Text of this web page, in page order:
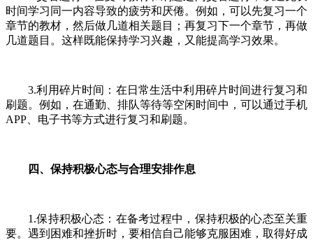
时间学习同一内容导致的疲劳和厌倦。例如，可以先复习一个
章节的教材，然后做几道相关题目；再复习下一个章节，再做
几道题目。这样既能保持学习兴趣，又能提高学习效果。
3.利用碎片时间：在日常生活中利用碎片时间进行复习和
刷题。例如，在通勤、排队等待等空闲时间中，可以通过手机
APP、电子书等方式进行复习和刷题。
四、保持积极心态与合理安排作息
1.保持积极心态：在备考过程中，保持积极的心态至关重
要。遇到困难和挫折时，要相信自己能够克服困难，取得好成